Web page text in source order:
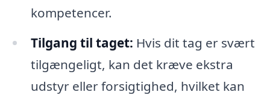
kompetencer.
Tilgang til taget: Hvis dit tag er svært
tilgængeligt, kan det kræve ekstra
udstyr eller forsigtighed, hvilket kan